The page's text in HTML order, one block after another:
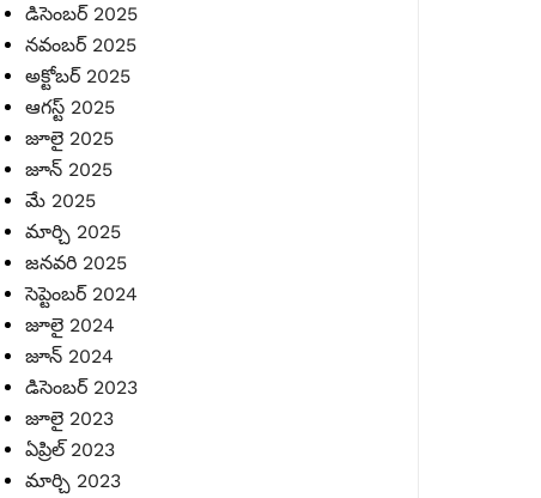
డిసెంబర్ 2025
నవంబర్ 2025
అక్టోబర్ 2025
ఆగస్ట్ 2025
జూలై 2025
జూన్ 2025
మే 2025
మార్చి 2025
జనవరి 2025
సెప్టెంబర్ 2024
జూలై 2024
జూన్ 2024
డిసెంబర్ 2023
జూలై 2023
ఏప్రిల్ 2023
మార్చి 2023